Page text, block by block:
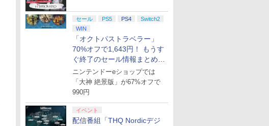
セール PS5 PS4
Switch2
WIN
「オクトパストラベラー」
70%オフで1,643円！ もうす
ぐ終了のセール情報まとめ
【8月8日更新】
ニンテンドーeショップでは
「大神 絶景版」が67%オフで
990円
イベント
配信番組「THQ Nordicデジ